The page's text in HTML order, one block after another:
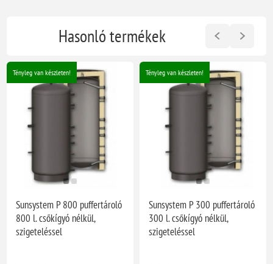
Hasonló termékek
Tényleg van készleten!
Sunsystem P 800 puffertároló
800 l. csőkígyó nélkül,
szigeteléssel
Tényleg van készleten!
Sunsystem P 300 puffertároló
300 l. csőkígyó nélkül,
szigeteléssel